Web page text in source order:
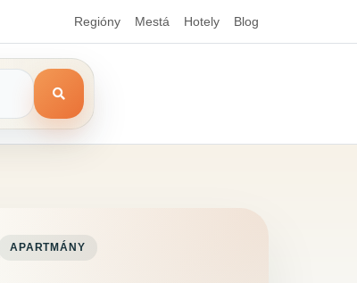
Regióny Mestá Hotely Blog
APARTMÁNY